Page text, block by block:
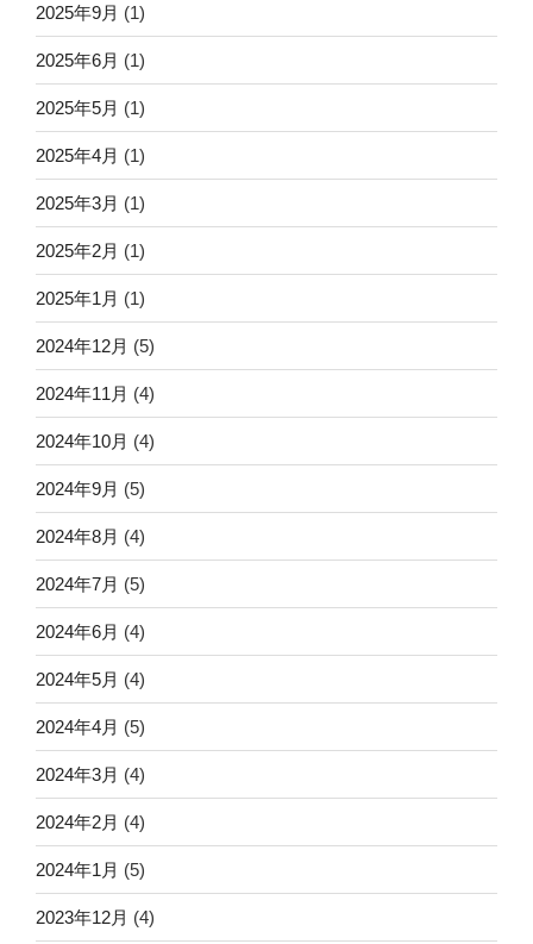
2025年9月 (1)
2025年6月 (1)
2025年5月 (1)
2025年4月 (1)
2025年3月 (1)
2025年2月 (1)
2025年1月 (1)
2024年12月 (5)
2024年11月 (4)
2024年10月 (4)
2024年9月 (5)
2024年8月 (4)
2024年7月 (5)
2024年6月 (4)
2024年5月 (4)
2024年4月 (5)
2024年3月 (4)
2024年2月 (4)
2024年1月 (5)
2023年12月 (4)